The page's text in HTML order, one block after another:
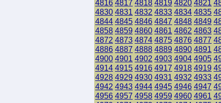
4816 4817 4818 4819 4820 4821
4830 4831 4832 4833 4834 4835
4844 4845 4846 4847 4848 4849
4858 4859 4860 4861 4862 4863
4872 4873 4874 4875 4876 4877
4886 4887 4888 4889 4890 4891
4900 4901 4902 4903 4904 4905
4914 4915 4916 4917 4918 4919
4928 4929 4930 4931 4932 4933
4942 4943 4944 4945 4946 4947
4956 4957 4958 4959 4960 4961